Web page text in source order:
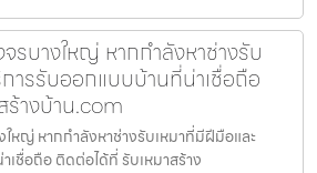
รบางใหญ่ หากกำลังหาช่างรับ
ารรับออกแบบบ้านที่น่าเชื่อถือ
ร้างบ้าน.com
หญ่ หากกำลังหาช่างรับเหมาที่มีฝีมือและ
ชื่อถือ ติดต่อได้ที่ รับเหมาสร้าง